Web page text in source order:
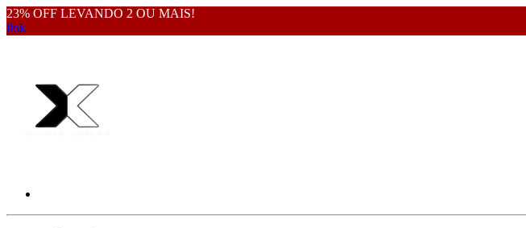
23% OFF LEVANDO 2 OU MAIS!
link